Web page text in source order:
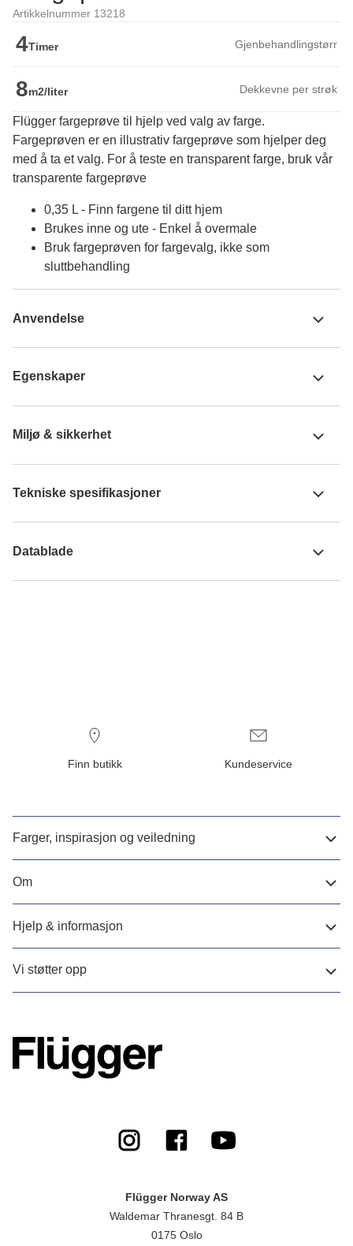
Artikkelnummer 13218
4Timer Gjenbehandlingstørr
8m2/liter Dekkevne per strøk
Flügger fargeprøve til hjelp ved valg av farge.
Fargeprøven er en illustrativ fargeprøve som hjelper deg
med å ta et valg. For å teste en transparent farge, bruk vår
transparente fargeprøve
0,35 L - Finn fargene til ditt hjem
Brukes inne og ute - Enkel å overmale
Bruk fargeprøven for fargevalg, ikke som
sluttbehandling
Anvendelse
Egenskaper
Miljø & sikkerhet
Tekniske spesifikasjoner
Datablade
Finn butikk Kundeservice
Farger, inspirasjon og veiledning
Om
Hjelp & informasjon
Vi støtter opp
Flügger Norway AS
Waldemar Thranesgt. 84 B
0175 Oslo